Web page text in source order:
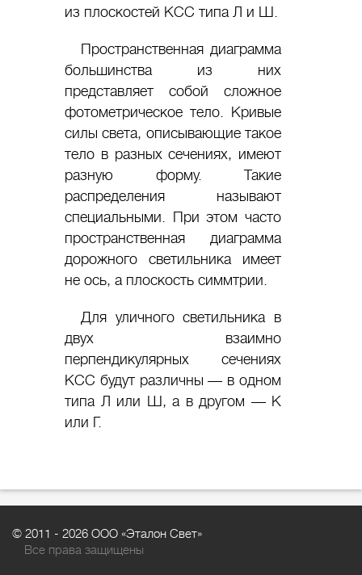
из плоскостей КСС типа Л и Ш.
Пространственная диаграмма
большинства из них
представляет собой сложное
фотометрическое тело. Кривые
силы света, описывающие такое
тело в разных сечениях, имеют
разную форму. Такие
распределения называют
специальными. При этом часто
пространственная диаграмма
дорожного светильника имеет
не ось, а плоскость симмтрии.
Для уличного светильника в
двух взаимно
перпендикулярных сечениях
КСС будут различны — в одном
типа Л или Ш, а в другом — К
или Г.
© 2011 - 2026 ООО «Эталон Свет»
Все права защищены